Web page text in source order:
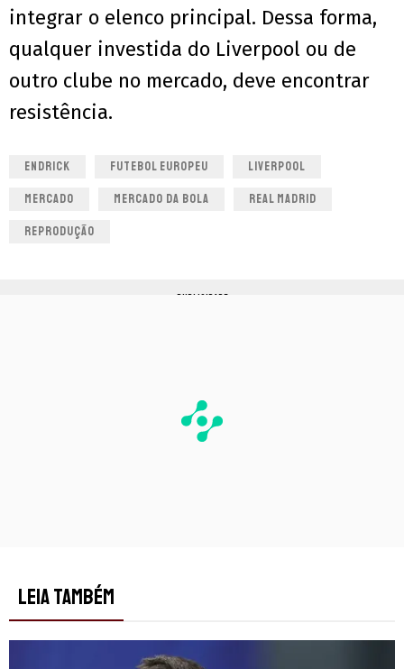
integrar o elenco principal. Dessa forma,
qualquer investida do Liverpool ou de
outro clube no mercado, deve encontrar
resistência.
ENDRICK FUTEBOL EUROPEU LIVERPOOL
MERCADO MERCADO DA BOLA REAL MADRID
REPRODUÇÃO
PUBLICIDADE
LEIA TAMBÉM